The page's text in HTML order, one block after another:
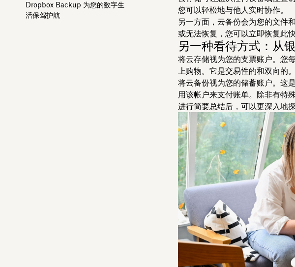
Dropbox Backup 为您的数字生
活保驾护航
您可以轻松地与他人实时协作。
另一方面，云备份会为您的文件
或无法恢复，您可以立即恢复此快
另一种看待方式：从
将云存储视为您的支票账户。您
上购物。它是交易性的和双向的。
将云备份视为您的储蓄账户。这
用该帐户来支付账单。除非有特
进行简要总结后，可以更深入地